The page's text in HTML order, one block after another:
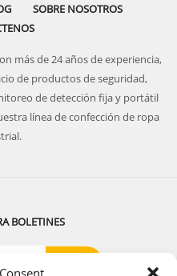
SOBRE NOSOTROS
más de 24 años de experiencia,
de productos de seguridad,
de detección fija y portátil
línea de confección de ropa
BOLETINES